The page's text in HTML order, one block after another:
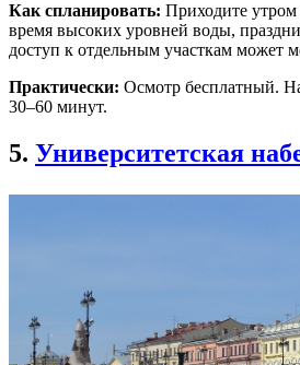
Как спланировать: Приходите
время высоких уровней воды,
доступ к отдельным участкам может
Практически: Осмотр бесплатный.
30–60 минут.
5. Университетская